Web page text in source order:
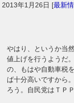
2013年1月26日 [最新
やはり、というか当
値上げを行うようだ
の、もはや自動車税
ば十分高いですから
ろう。自民党はＴＰ